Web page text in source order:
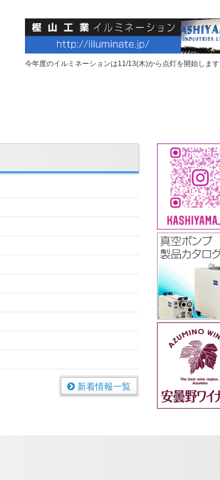
今年度のイルミネーションは11/13(木)から点灯を開始します
新着情報一覧